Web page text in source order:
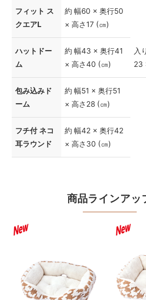
フィット ス
クエアL
約 幅60 × 奥行50
× 高さ17 (㎝)
ハットドー
ム
約 幅43 × 奥行41
× 高さ40 (㎝)
入
23
包み込みド
ーム
約 幅51 × 奥行51
× 高さ28 (㎝)
フチ付 ネコ
耳ラウンド
約 幅42 × 奥行42
× 高さ30 (㎝)
商品ラインアッ